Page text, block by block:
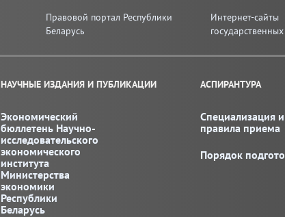
Правовой портал Республики
Беларусь
Интернет-сайты
НАУЧНЫЕ ИЗДАНИЯ И ПУБЛИКАЦИИ
Экономический
бюллетень Научно-
исследовательского
экономического
института
Министерства
экономики
Республики
Беларусь
АСПИРАНТУРА
Специализация и
правила приема
Порядок